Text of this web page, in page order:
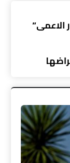
الاعمى”